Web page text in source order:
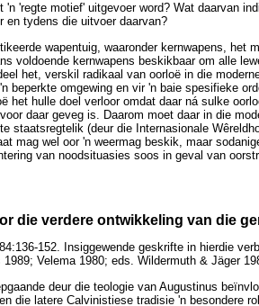
'n 'regte motief' uitgevoer word? Wat daarvan
en tydens die uitvoer daarvan?
wapentuig, waaronder kernwapens, het
voldoende kernwapens beskikbaar om alle
het, verskil radikaal van oorloë in die
beperkte omgewing en vir 'n baie spesifieke
het hulle doel verloor omdat daar ná sulke
daar geveg is. Daarom moet daar in die
staatsregtelik (deur die Internasionale
mag wel oor 'n weermag beskik, maar
van noodsituasies soos in geval van
die verdere ontwikkeling van die
152. Insiggewende geskrifte in hierdie
1989; Velema 1980; eds. Wildermuth & Jäger
deur die teologie van Augustinus
die latere Calvinistiese tradisie 'n besondere